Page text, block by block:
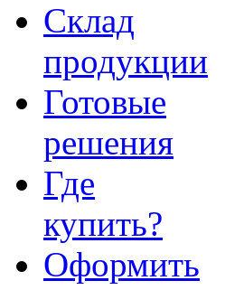
Склад
продукции
Готовые
решения
Где
купить?
Оформить